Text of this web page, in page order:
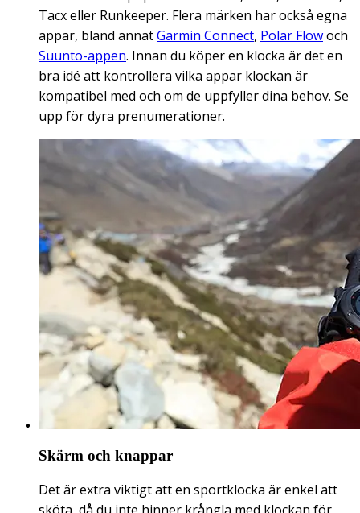
Tacx eller Runkeeper. Flera märken har också egna
appar, bland annatGarmin Connect, Polar Flowoch
Suunto-appen. Innan du köper en klocka är det en
bra idé att kontrollera vilka appar klockan är
kompatibel med och om de uppfyller dina behov. Se
upp för dyra prenumerationer.
Skärm och knappar
Det är extra viktigt att en sportklocka är enkel att